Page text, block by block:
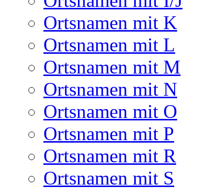
Ortsnamen mit K
Ortsnamen mit L
Ortsnamen mit M
Ortsnamen mit N
Ortsnamen mit O
Ortsnamen mit P
Ortsnamen mit R
Ortsnamen mit S